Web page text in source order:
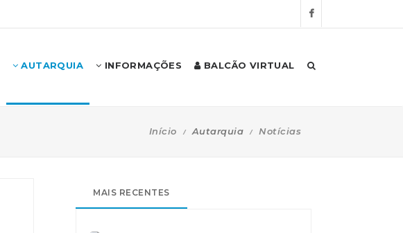
AUTARQUIA INFORMAÇÕES BALCÃO VIRTUAL
Início Autarquia Notícias
MAIS RECENTES